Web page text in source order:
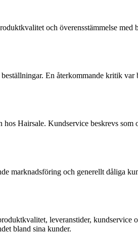
och överensstämmelse
En återkommande kritik
Hairsale. Kundservice beskrevs
marknadsföring och generellt dåliga
leveranstider,
bland sina kunder.